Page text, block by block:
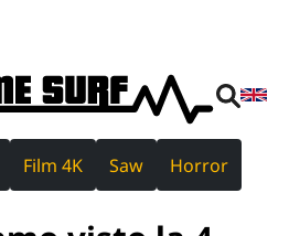
Film 4K Saw Horror